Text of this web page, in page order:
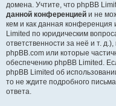
домена. Учтите, что phpBB
данной конференцией и не
кем и как данная конференция
Limited по юридическим
ответственности за неё и т.
phpBB.com или которые
обеспечению phpBB Limited.
phpBB Limited об
то не ждите подробного
ответа.